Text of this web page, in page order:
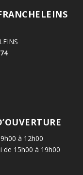
à 12h00
de 15h00 à 19h00